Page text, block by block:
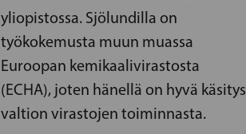
yliopistossa. Sjölundilla on
työkokemusta muun muassa
Euroopan kemikaalivirastosta
(ECHA), joten hänellä on hyvä käsitys
valtion virastojen toiminnasta.